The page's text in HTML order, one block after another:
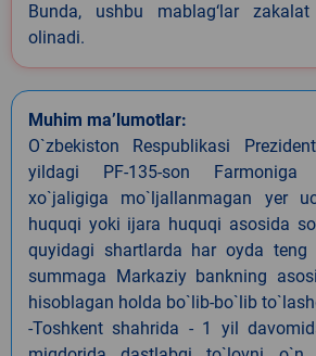
Bunda, ushbu mablag‘lar
olinadi.
Muhim ma’lumotlar:
O`zbekiston Respublikasi
yildagi PF-135-son
xo`jaligiga mo`ljallanmagan yer
huquqi yoki ijara huquqi asosida
quyidagi shartlarda har oyda teng
summaga Markaziy bankning
hisoblagan holda bo`lib-bo`lib
-Toshkent shahrida - 1 yil